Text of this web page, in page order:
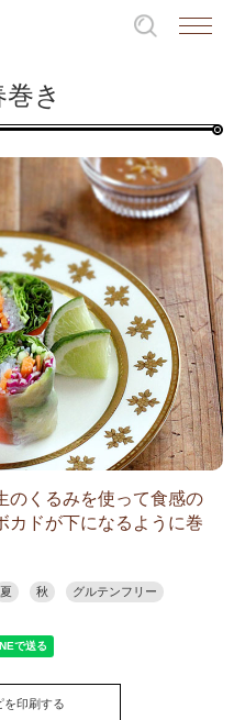
き
のくるみを使って食感の
カドが下になるように巻
夏 秋 グルテンフリー
を印刷する